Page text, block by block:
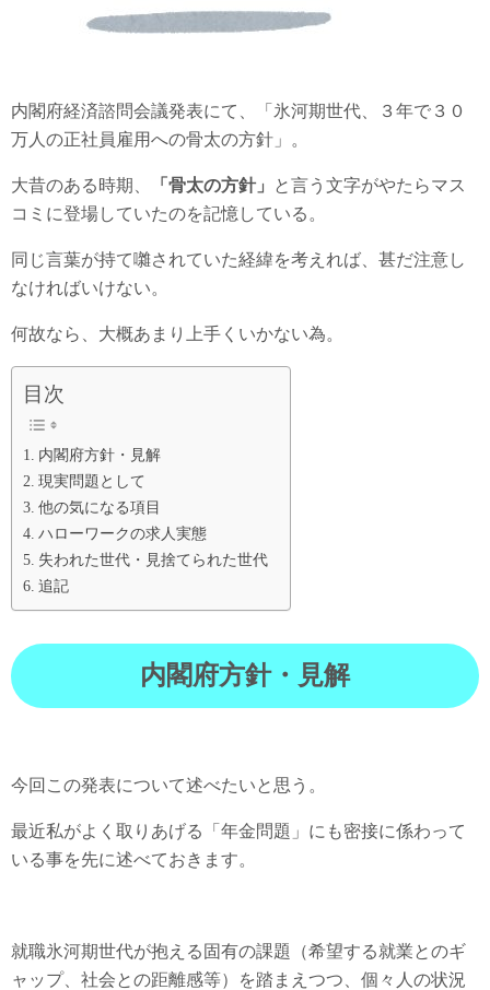
内閣府経済諮問会議発表にて、「氷河期世代、３年で３０
万人の正社員雇用への骨太の方針」。
大昔のある時期、 「骨太の方針」
と言う文字がやたらマス
コミに登場していたのを記憶している。
同じ言葉が持て囃されていた経緯を考えれば、甚だ注意し
なければいけない。
何故なら、大概あまり上手くいかない為。
目次
内閣府方針・見解
現実問題として
他の気になる項目
ハローワークの求人実態
失われた世代・見捨てられた世代
追記
内閣府方針・見解
今回この発表について述べたいと思う。
最近私がよく取りあげる「年金問題」にも密接に係わって
いる事を先に述べておきます。
就職氷河期世代が抱える固有の課題（希望する就業とのギ
ャップ、社会との距離感等）を踏まえつつ、個々人の状況